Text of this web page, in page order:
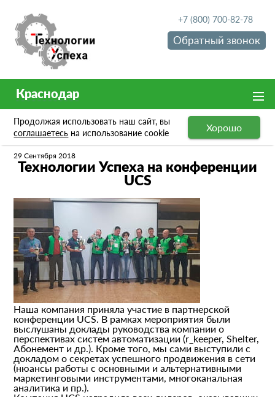
+7 (800) 700-82-78
Обратный звонок
Краснодар
Продолжая использовать наш сайт, вы
соглашаетесь на использование cookie Хорошо
Новости Технологии Успеха на конференции UCS
29 Сентября 2018
Технологии Успеха на конференции
UCS
Наша компания приняла участие в партнерской
конференции UCS. В рамках мероприятия были
выслушаны доклады руководства компании о
перспективах систем автоматизации (r_keeper, Shelter,
Абонемент и др.). Кроме того, мы сами выступили с
докладом о секретах успешного продвижения в сети
(нюансы работы с основными и альтернативными
маркетинговыми инструментами, многоканальная
аналитика и пр.).